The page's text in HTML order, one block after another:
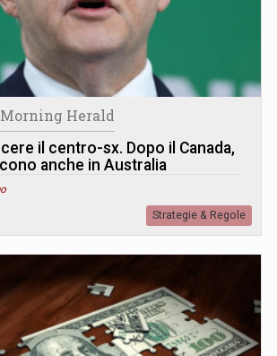
Herald
il centro-sx. Dopo il Canada,
anche in Australia
Strategie & Regole